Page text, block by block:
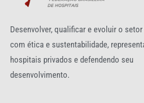
Desenvolver, qualificar e evoluir o
com ética e sustentabilidade,
hospitais privados e defendendo seu
desenvolvimento.